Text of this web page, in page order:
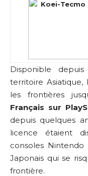
Disponible
territoire Asiatique,
les frontières
Français sur
depuis quelques
licence étaient
consoles
Japonais qui se
frontière.